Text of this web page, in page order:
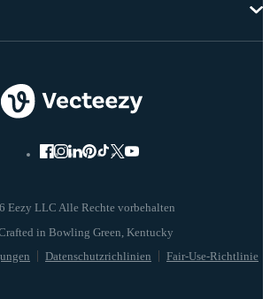
Eezy LLC Alle Rechte vorbehalten
Datenschutzrichlinien Fair-Use-Richtlinie